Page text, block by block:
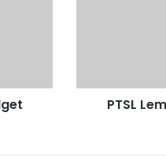
PTSL